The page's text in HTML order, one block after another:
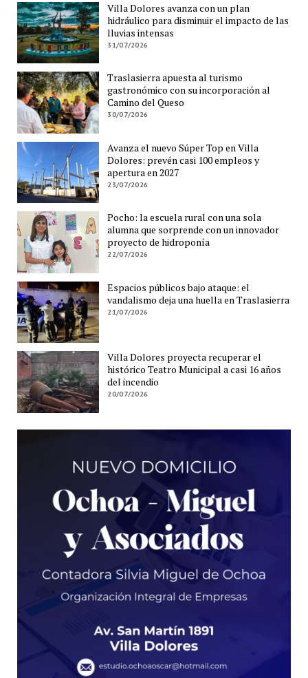
Villa Dolores avanza con un plan
hidráulico para disminuir el impacto de las
lluvias intensas
31/07/2026
Traslasierra apuesta al turismo
gastronómico con su incorporación al
Camino del Queso
30/07/2026
Avanza el nuevo Súper Top en Villa
Dolores: prevén casi 100 empleos y
apertura en 2027
23/07/2026
Pocho: la escuela rural con una sola
alumna que sorprende con un innovador
proyecto de hidroponía
22/07/2026
Espacios públicos bajo ataque: el
vandalismo deja una huella en Traslasierra
21/07/2026
Villa Dolores proyecta recuperar el
histórico Teatro Municipal a casi 16 años
del incendio
20/07/2026